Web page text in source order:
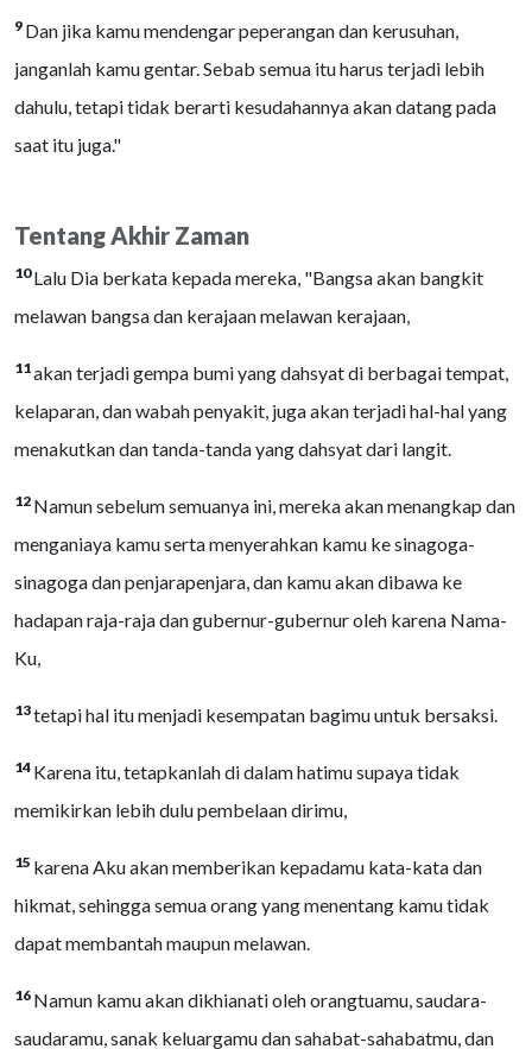
9 Dan jika kamu mendengar peperangan dan kerusuhan,
janganlah kamu gentar. Sebab semua itu harus terjadi lebih
dahulu, tetapi tidak berarti kesudahannya akan datang pada
saat itu juga."
Tentang Akhir Zaman
10Lalu Dia berkata kepada mereka, "Bangsa akan bangkit
melawan bangsa dan kerajaan melawan kerajaan,
11akan terjadi gempa bumi yang dahsyat di berbagai tempat,
kelaparan, dan wabah penyakit, juga akan terjadi hal-hal yang
menakutkan dan tanda-tanda yang dahsyat dari langit.
12 Namun sebelum semuanya ini, mereka akan menangkap dan
menganiaya kamu serta menyerahkan kamu ke sinagoga-
sinagoga dan penjarapenjara, dan kamu akan dibawa ke
hadapan raja-raja dan gubernur-gubernur oleh karena Nama-
Ku,
13tetapi hal itu menjadi kesempatan bagimu untuk bersaksi.
14 Karena itu, tetapkanlah di dalam hatimu supaya tidak
memikirkan lebih dulu pembelaan dirimu,
15 karena Aku akan memberikan kepadamu kata-kata dan
hikmat, sehingga semua orang yang menentang kamu tidak
dapat membantah maupun melawan.
16 Namun kamu akan dikhianati oleh orangtuamu, saudara-
saudaramu, sanak keluargamu dan sahabat-sahabatmu, dan